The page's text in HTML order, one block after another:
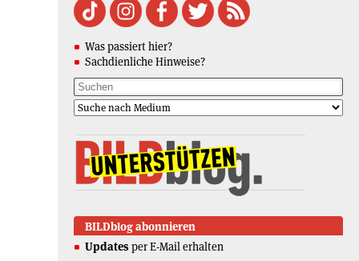
Was passiert hier?
Sachdienliche Hinweise?
BILDblog abonnieren
Updates per E-Mail erhalten